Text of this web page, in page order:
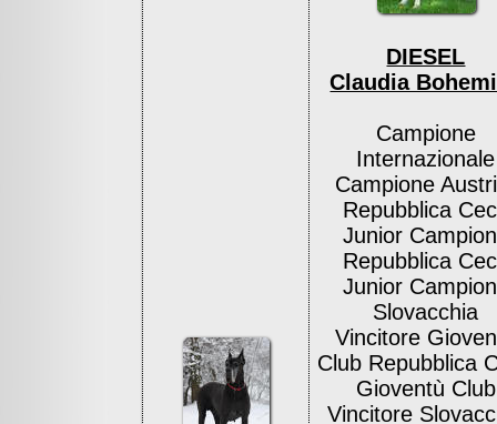
DIESEL
Claudia
Campione
Internazionale
Campione
Repubblica
Junior
Repubblica
Junior
Slovacchia
Vincitore
Club Repubblica
Gioventù Club
Vincitore